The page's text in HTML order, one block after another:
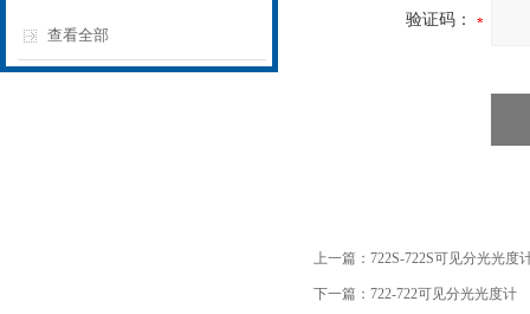
查看全部
验证码：
上一篇： 722S-722S可见分光光度
下一篇： 722-722可见分光光度计